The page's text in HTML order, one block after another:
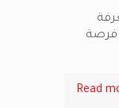
فرصة
Read